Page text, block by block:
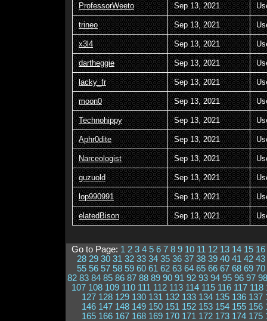
ProfessorWeeto Sep 13, 2021
trineo Sep 13, 2021
x3l4 Sep 13, 2021
dartheggie Sep 13, 2021
lacky_fr Sep 13, 2021
moon0 Sep 13, 2021
Technohippy Sep 13, 2021
Aphr0dite Sep 13, 2021
Narceologist Sep 13, 2021
guzuold Sep 13, 2021
lop990991 Sep 13, 2021
elatedBison Sep 13, 2021
Go to Page: 1 2 3 4 5 6 7 8 9 10 11 12 13 14 15 16
28 29 30 31 32 33 34 35 36 37 38 39 40 41 42 43
55 56 57 58 59 60 61 62 63 64 65 66 67 68 69 70
82 83 84 85 86 87 88 89 90 91 92 93 94 95 96 97 98
107 108 109 110 111 112 113 114 115 116 117 118
127 128 129 130 131 132 133 134 135 136 137
146 147 148 149 150 151 152 153 154 155 156
165 166 167 168 169 170 171 172 173 174 175